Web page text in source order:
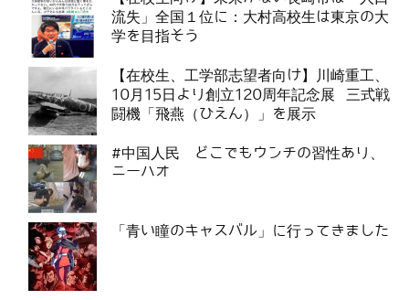
流失」全国１位に：大村高校生は東京の大
学を目指そう
【在校生、工学部志望者向け】川崎重工、
10月15日より創立120周年記念展 三式戦
闘機「飛燕（ひえん）」を展示
#中国人民 どこでもウンチの習性あり、
ニーハオ
「青い瞳のキャスバル」に行ってきました